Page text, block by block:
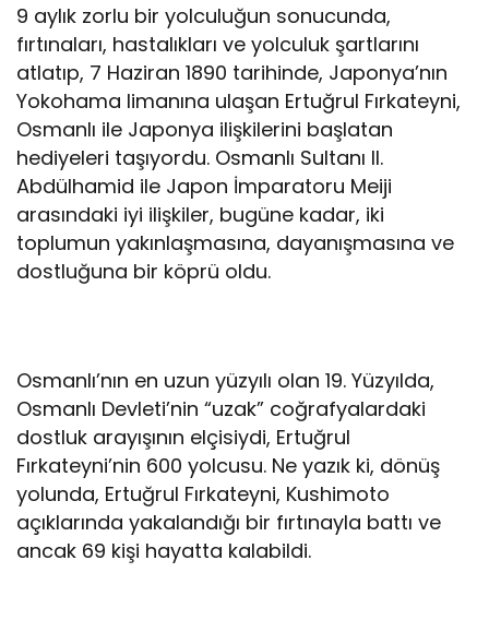
9 aylık zorlu bir yolculuğun sonucunda,
fırtınaları, hastalıkları ve yolculuk şartlarını
atlatıp, 7 Haziran 1890 tarihinde, Japonya’nın
Yokohama limanına ulaşan Ertuğrul Fırkateyni,
Osmanlı ile Japonya ilişkilerini başlatan
hediyeleri taşıyordu. Osmanlı Sultanı II.
Abdülhamid ile Japon İmparatoru Meiji
arasındaki iyi ilişkiler, bugüne kadar, iki
toplumun yakınlaşmasına, dayanışmasına ve
dostluğuna bir köprü oldu.
Osmanlı’nın en uzun yüzyılı olan 19. Yüzyılda,
Osmanlı Devleti’nin “uzak” coğrafyalardaki
dostluk arayışının elçisiydi, Ertuğrul
Fırkateyni’nin 600 yolcusu. Ne yazık ki, dönüş
yolunda, Ertuğrul Fırkateyni, Kushimoto
açıklarında yakalandığı bir fırtınayla battı ve
ancak 69 kişi hayatta kalabildi.